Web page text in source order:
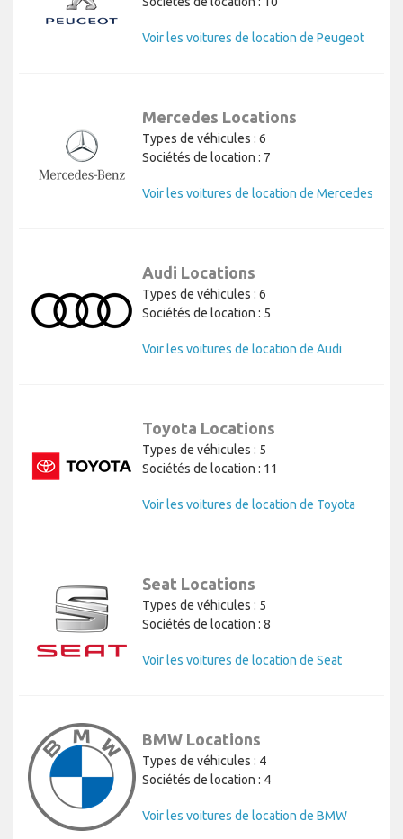
Voir les voitures de location de Peugeot
Mercedes Locations
Types de véhicules : 6
Sociétés de location : 7
Voir les voitures de location de Mercedes
Audi Locations
Types de véhicules : 6
Sociétés de location : 5
Voir les voitures de location de Audi
Toyota Locations
Types de véhicules : 5
Sociétés de location : 11
Voir les voitures de location de Toyota
Seat Locations
Types de véhicules : 5
Sociétés de location : 8
Voir les voitures de location de Seat
BMW Locations
Types de véhicules : 4
Sociétés de location : 4
Voir les voitures de location de BMW